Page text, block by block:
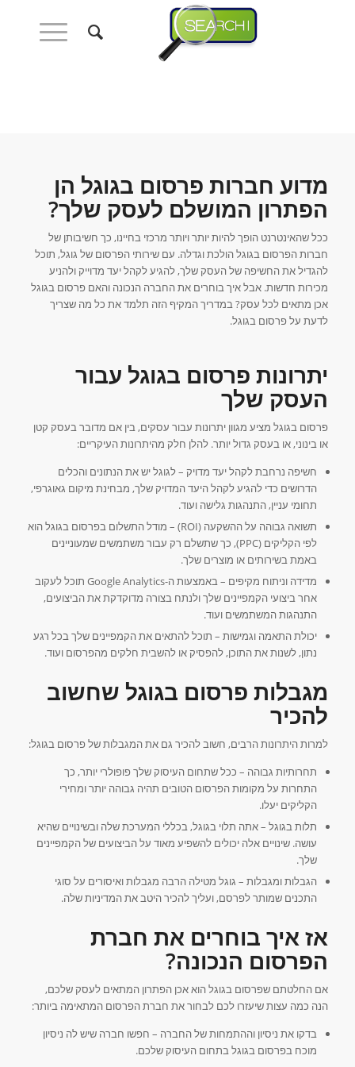
מדוע חברות פרסום בגוגל הן
הפתרון המושלם לעסק שלך?
ככל שהאינטרנט הופך להיות יותר ויותר מרכזי בחיינו, כך חשיבותן של
חברות הפרסום בגוגל הולכת וגדלה. עם שירותי הפרסום של גוגל, תוכל
להגדיל את החשיפה של העסק שלך, להגיע לקהל יעד מדוייק ולהניע
מכירות חדשות. אבל איך בוחרים את החברה הנכונה והאם פרסום בגוגל
אכן מתאים לכל עסק? במדריך המקיף הזה תלמד את כל מה שצריך
לדעת על פרסום בגוגל.
יתרונות פרסום בגוגל עבור
העסק שלך
פרסום בגוגל מציע מגוון יתרונות עבור עסקים, בין אם מדובר בעסק קטן
או בינוני, או בעסק גדול יותר. להלן חלק מהיתרונות העיקריים:
חשיפה נרחבת לקהל יעד מדויק – לגוגל יש את הנתונים והכלים
הדרושים כדי להגיע לקהל היעד המדויק שלך, מבחינת מיקום גאוגרפי,
תחומי עניין, התנהגות גלישה ועוד.
תשואה גבוהה על ההשקעה (ROI) – מודל התשלום בפרסום בגוגל הוא
לפי הקליקים (PPC), כך שתשלם רק עבור משתמשים שמעוניינים
באמת בשירותים או מוצרים שלך.
מדידה וניתוח מקיפים – באמצעות ה-Google Analytics תוכל לעקוב
אחר ביצועי הקמפיינים שלך ולנתח בצורה מדוקדקת את הביצועים,
התנהגות המשתמשים ועוד.
יכולת התאמה וגמישות – תוכל להתאים את הקמפיינים שלך בכל רגע
נתון, לשנות את התוכן, להפסיק או להשבית חלקים מהפרסום ועוד.
מגבלות פרסום בגוגל שחשוב
להכיר
למרות היתרונות הרבים, חשוב להכיר גם את המגבלות של פרסום בגוגל:
תחרותיות גבוהה – ככל שתחום העיסוק שלך פופולרי יותר, כך
התחרות על מקומות הפרסום הטובים תהיה גבוהה יותר ומחירי
הקליקים יעלו.
תלות בגוגל – אתה תלוי בגוגל, בכללי המערכת שלה ובשינויים שהיא
עושה. שינויים אלה יכולים להשפיע מאוד על הביצועים של הקמפיינים
שלך.
הגבלות ומגבלות – גוגל מטילה הרבה מגבלות ואיסורים על סוגי
התכנים שמותר לפרסם, ועליך להכיר היטב את המדיניות שלה.
אז איך בוחרים את חברת
הפרסום הנכונה?
אם החלטתם שפרסום בגוגל הוא אכן הפתרון המתאים לעסק שלכם,
הנה כמה עצות שיעזרו לכם לבחור את חברת הפרסום המתאימה ביותר:
בדקו את ניסיון וההתמחות של החברה – חפשו חברה שיש לה ניסיון
מוכח בפרסום בגוגל בתחום העיסוק שלכם.